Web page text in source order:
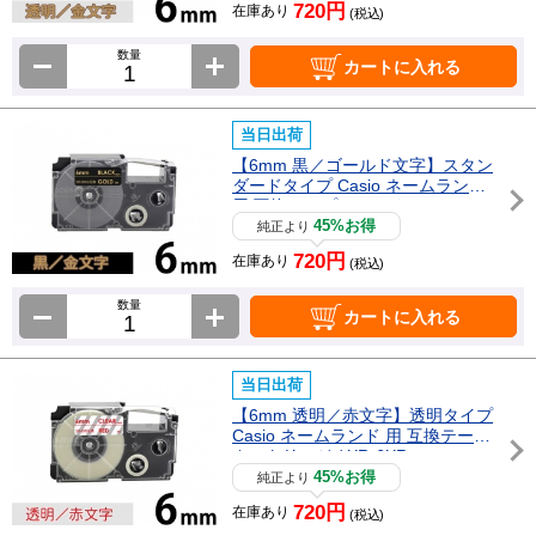
在庫あり 720円 (税込)
数量
カートに入れる
当日出荷
【6mm 黒／ゴールド文字】スタン
ダードタイプ Casio ネームランド
用 互換テープカートリッジ / XR-6
BKG純正より45%お得
在庫あり 720円 (税込)
数量
カートに入れる
当日出荷
【6mm 透明／赤文字】透明タイプ
Casio ネームランド 用 互換テープ
カートリッジ / XR-6XR
純正より45%お得
在庫あり 720円 (税込)